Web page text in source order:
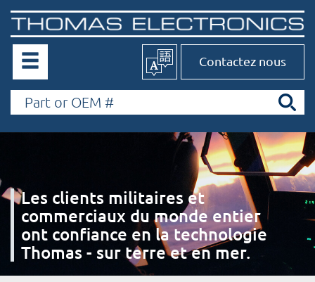
Contactez nous
Les clients militaires et
commerciaux du monde entier
ont confiance en la technologie
Thomas - sur terre et en mer.